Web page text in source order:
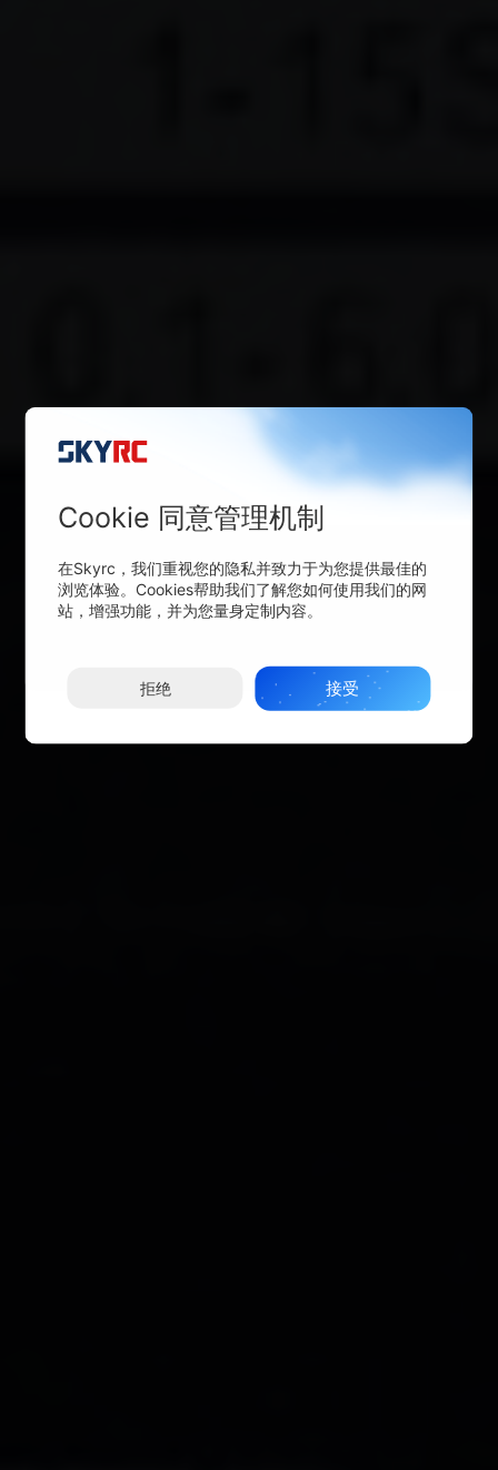
Cookie 同意管理机制
在Skyrc，我们重视您的隐私并致力于为您提供最佳的
浏览体验。Cookies帮助我们了解您如何使用我们的网
站，增强功能，并为您量身定制内容。
拒绝 接受